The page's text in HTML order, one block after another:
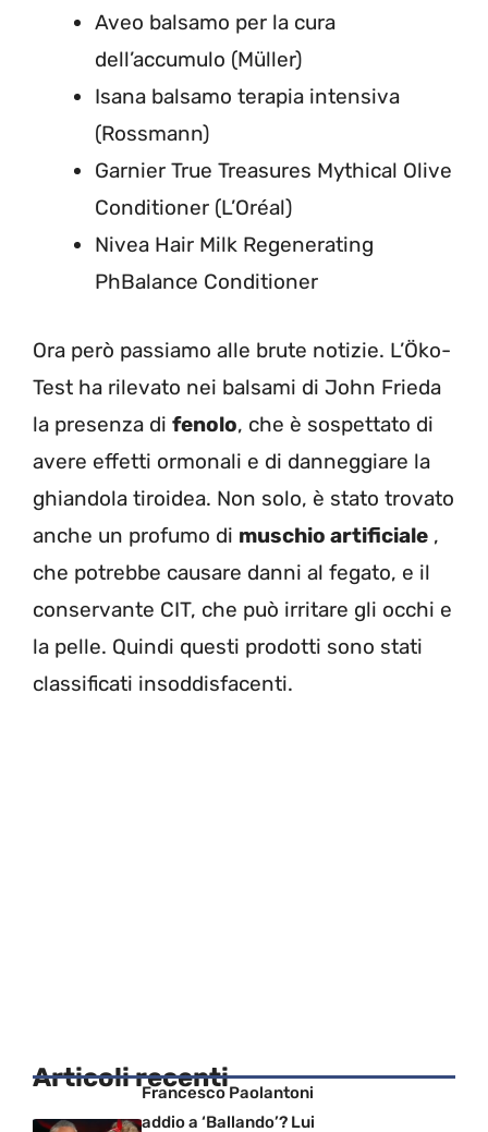
Aveo balsamo per la cura
dell’accumulo (Müller)
Isana balsamo terapia intensiva
(Rossmann)
Garnier True Treasures Mythical Olive
Conditioner (L’Oréal)
Nivea Hair Milk Regenerating
PhBalance Conditioner
Ora però passiamo alle brute notizie. L’Öko-
Test ha rilevato nei balsami di John Frieda
la presenza di fenolo, che è sospettato di
avere effetti ormonali e di danneggiare la
ghiandola tiroidea. Non solo, è stato trovato
anche un profumo di muschio artificiale ,
che potrebbe causare danni al fegato, e il
conservante CIT, che può irritare gli occhi e
la pelle. Quindi questi prodotti sono stati
classificati insoddisfacenti.
Articoli recentiFrancesco Paolantoni
addio a ‘Ballando’? Lui